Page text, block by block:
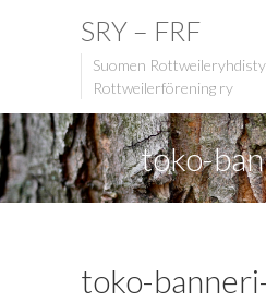
SRY – FRF
Suomen
Rottweilerförening ry
toko-
toko-